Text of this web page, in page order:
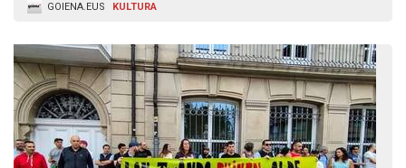
GOIENA.EUS KULTURA